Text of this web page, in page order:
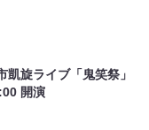
凱旋ライブ「鬼笑祭」
開演